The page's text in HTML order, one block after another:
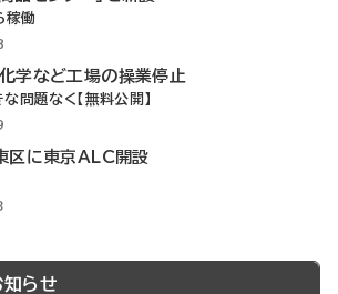
稼働
学など工場の操業停止
問題なく【無料公開】
区に東京ALC開設
らせ